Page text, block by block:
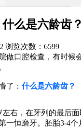
么是六龄齿？
浏览次数：6599
做口腔检查，有时候
了： 什么是六龄齿？
左右，在牙列的最后
一恒磨牙。胚胎3-4